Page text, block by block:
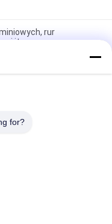
rur
itp.
magazynowe,
rur
się do recyklingu
for?